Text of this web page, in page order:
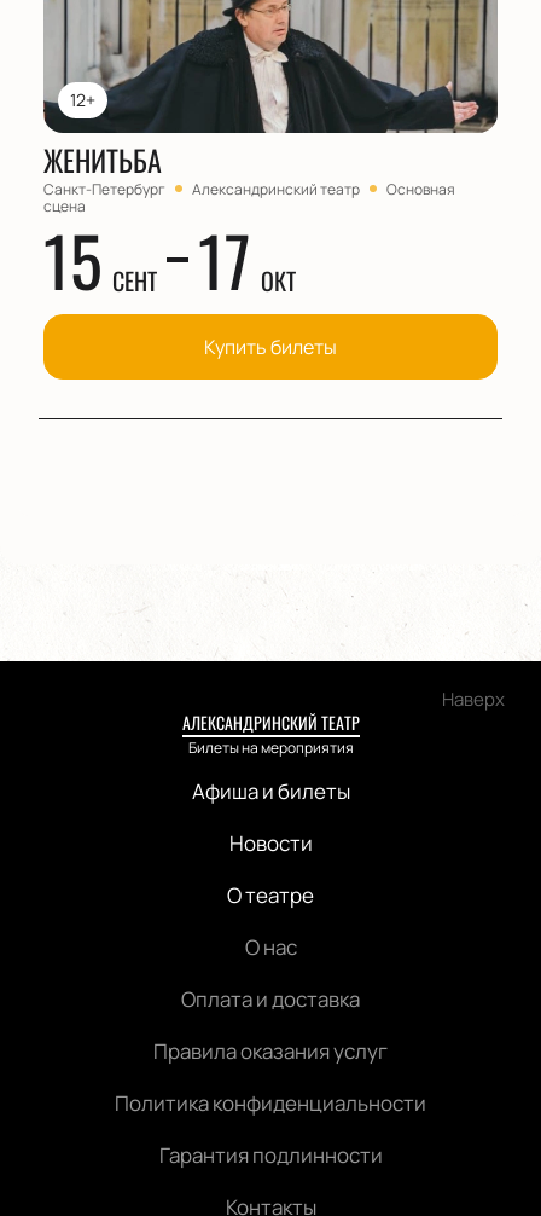
12+
ЖЕНИТЬБА
Санкт-Петербург Александринский театр
Основная
сцена
15 СЕНТ 17 ОКТ
Купить билеты
Наверх
АЛЕКСАНДРИНСКИЙ ТЕАТР
Билеты на мероприятия
Афиша и билеты
Новости
О театре
О нас
Оплата и доставка
Правила оказания услуг
Политика конфиденциальности
Гарантия подлинности
Контакты